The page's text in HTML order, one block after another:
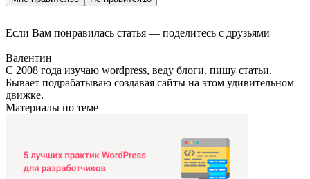
Если Вам понравилась статья — поделитесь с друзьями
Валентин
С 2008 года изучаю wordpress, веду блоги, пишу статьи.
Бывает подрабатываю создавая сайты на этом удивительном
движке.
Материалы по теме